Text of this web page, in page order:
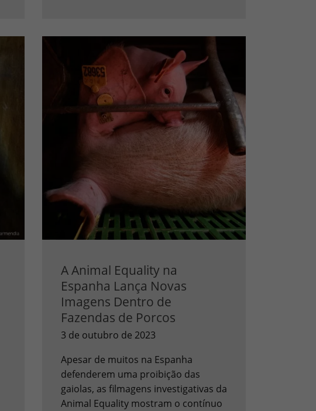
A Animal Equality na
Espanha Lança Novas
Imagens Dentro de
Fazendas de Porcos
3 de outubro de 2023
Apesar de muitos na Espanha
defenderem uma proibição das
gaiolas, as filmagens investigativas da
Animal Equality mostram o contínuo